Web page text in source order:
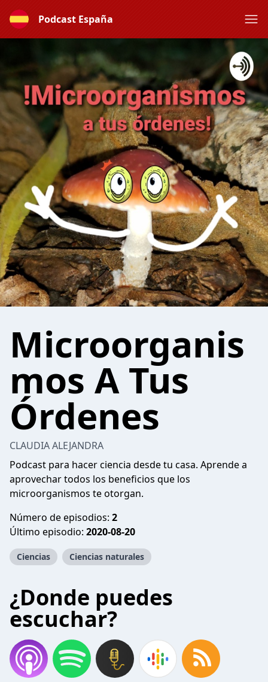
Podcast España
Microorganis
mos A Tus
Órdenes
CLAUDIA ALEJANDRA
Podcast para hacer ciencia desde tu casa. Aprende a
aprovechar todos los beneficios que los
microorganismos te otorgan.
Número de episodios: 2
Último episodio: 2020-08-20
Ciencias Ciencias naturales
¿Donde puedes
escuchar?